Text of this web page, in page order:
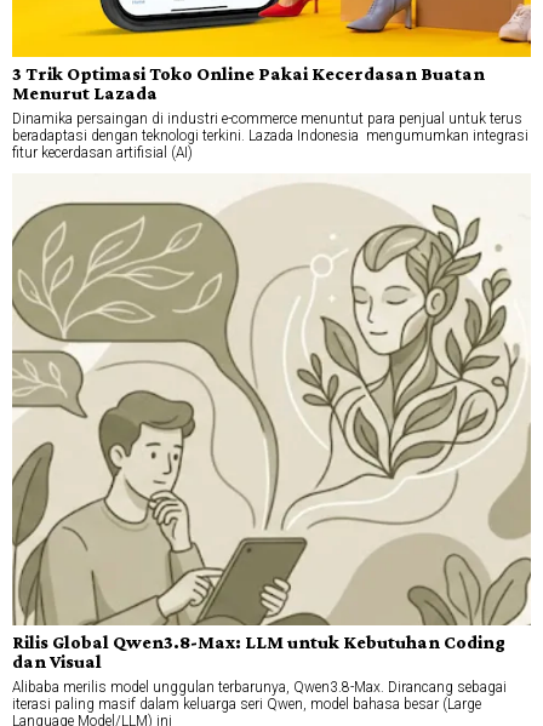
3 Trik Optimasi Toko Online Pakai Kecerdasan Buatan
Menurut Lazada
Dinamika persaingan di industri e-commerce menuntut para penjual untuk terus
beradaptasi dengan teknologi terkini. Lazada Indonesia mengumumkan integrasi
fitur kecerdasan artifisial (AI)
Rilis Global Qwen3.8-Max: LLM untuk Kebutuhan Coding
dan Visual
Alibaba merilis model unggulan terbarunya, Qwen3.8-Max. Dirancang sebagai
iterasi paling masif dalam keluarga seri Qwen, model bahasa besar (Large
Language Model/LLM) ini